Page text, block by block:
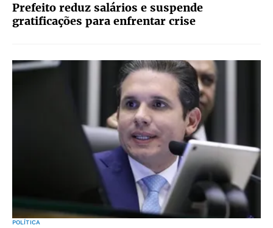
Prefeito reduz salários e suspende
gratificações para enfrentar crise
POLÍTICA